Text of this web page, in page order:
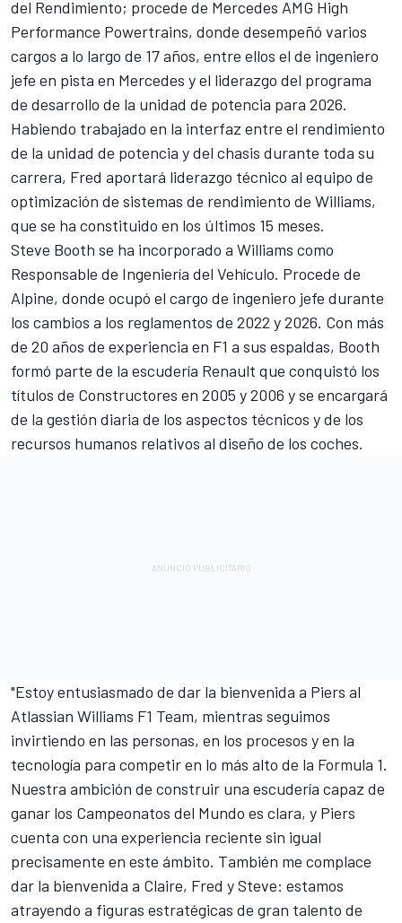
del Rendimiento; procede de Mercedes AMG High
Performance Powertrains, donde desempeñó varios
cargos a lo largo de 17 años, entre ellos el de ingeniero
jefe en pista en Mercedes y el liderazgo del programa
de desarrollo de la unidad de potencia para 2026.
Habiendo trabajado en la interfaz entre el rendimiento
de la unidad de potencia y del chasis durante toda su
carrera, Fred aportará liderazgo técnico al equipo de
optimización de sistemas de rendimiento de Williams,
que se ha constituido en los últimos 15 meses.
Steve Booth se ha incorporado a Williams como
Responsable de Ingeniería del Vehículo. Procede de
Alpine, donde ocupó el cargo de ingeniero jefe durante
los cambios a los reglamentos de 2022 y 2026. Con más
de 20 años de experiencia en F1 a sus espaldas, Booth
formó parte de la escudería Renault que conquistó los
títulos de Constructores en 2005 y 2006 y se encargará
de la gestión diaria de los aspectos técnicos y de los
recursos humanos relativos al diseño de los coches.
"Estoy entusiasmado de dar la bienvenida a Piers al
Atlassian Williams F1 Team, mientras seguimos
invirtiendo en las personas, en los procesos y en la
tecnología para competir en lo más alto de la Formula 1.
Nuestra ambición de construir una escudería capaz de
ganar los Campeonatos del Mundo es clara, y Piers
cuenta con una experiencia reciente sin igual
precisamente en este ámbito. También me complace
dar la bienvenida a Claire, Fred y Steve: estamos
atrayendo a figuras estratégicas de gran talento de